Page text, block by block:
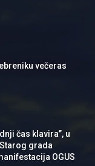
večeras
čas klavira”, u
grada
OGUS